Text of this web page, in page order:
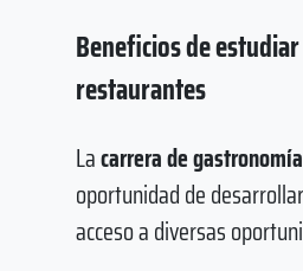
Beneficios de
restaurantes
Lacarrera de
oportunidad de
acceso a diversas